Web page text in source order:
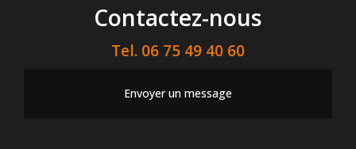
Contactez-nous
Tel. 06 75 49 40 60
Envoyer un message